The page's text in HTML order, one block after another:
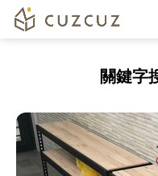
cuzcuz
覺
化
3D
線
訂
製
關鍵字